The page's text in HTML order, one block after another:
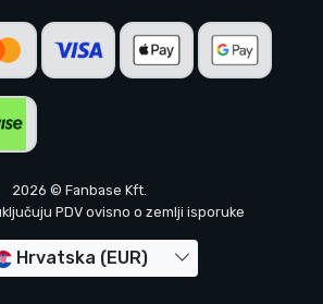
2026 © Fanbase Kft.
PDV ovisno o zemlji isporuke
Hrvatska (EUR)